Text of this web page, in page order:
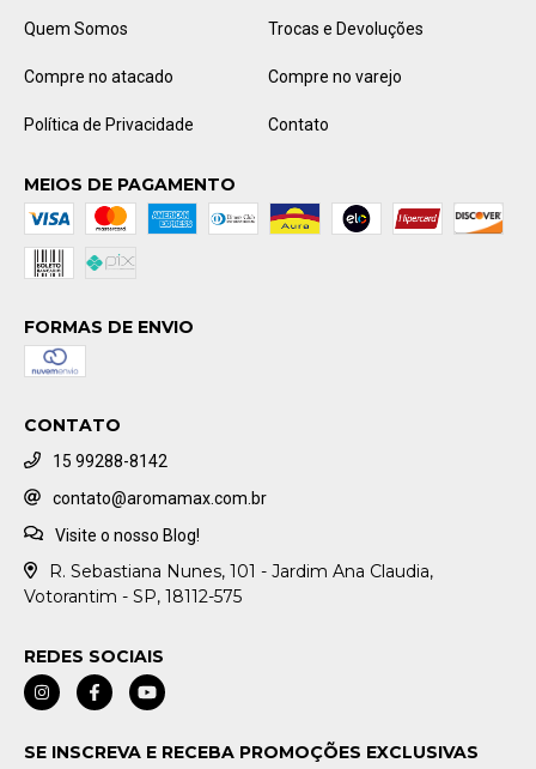
Quem Somos Trocas e Devoluções
Compre no atacado Compre no varejo
Política de Privacidade Contato
MEIOS DE PAGAMENTO
FORMAS DE ENVIO
CONTATO
15 99288-8142
contato@aromamax.com.br
Visite o nosso Blog!
R. Sebastiana Nunes, 101 - Jardim Ana Claudia,
Votorantim - SP, 18112-575
REDES SOCIAIS
SE INSCREVA E RECEBA PROMOÇÕES EXCLUSIVAS